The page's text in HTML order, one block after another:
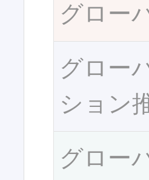
グロー
グロー
ション
グロー